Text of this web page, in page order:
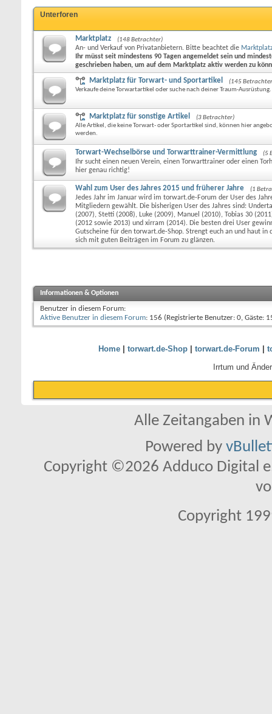
Unterforen
Marktplatz (148 Betrachter)
An- und Verkauf von Privatanbietern. Bitte beachtet die
Ihr müsst seit mindestens 90 Tagen angemeldet sein und
geschrieben haben, um auf dem Marktplatz aktiv werden zu
Marktplatz für Torwart- und Sportartikel
(145
Verkaufe deine Torwartartikel oder suche nach deiner Traum-Ausrüstung.
Marktplatz für sonstige Artikel
(3 Betrachter)
Alle Artikel, die keine Torwart- oder Sportartikel sind, können hier
werden.
Torwart-Wechselbörse und Torwarttrainer-Vermittlung (5
Ihr sucht einen neuen Verein, einen Torwarttrainer oder einen
hier genau richtig!
Wahl zum User des Jahres 2015 und früherer Jahre (1
Jedes Jahr im Januar wird im torwart.de-Forum der User des
Mitgliedern gewählt. Die bisherigen User des Jahres sind:
(2007), Stetti (2008), Luke (2009), Manuel (2010), Tobias 30
(2012 sowie 2013) und xirram (2014). Die besten drei User
Gutscheine für den torwart.de-Shop. Strengt euch an und haut in
sich mit guten Beiträgen im Forum zu glänzen.
Informationen & Optionen
Benutzer in diesem Forum:
Aktive Benutzer in diesem Forum: 156 (Registrierte Benutzer: 0, Gäste:
Home| torwart.de-Shop| torwart.de-Forum
Irrtum und
Alle Zeitangaben in
Powered by
Copyright ©2026 Adduco Digital
Copyright